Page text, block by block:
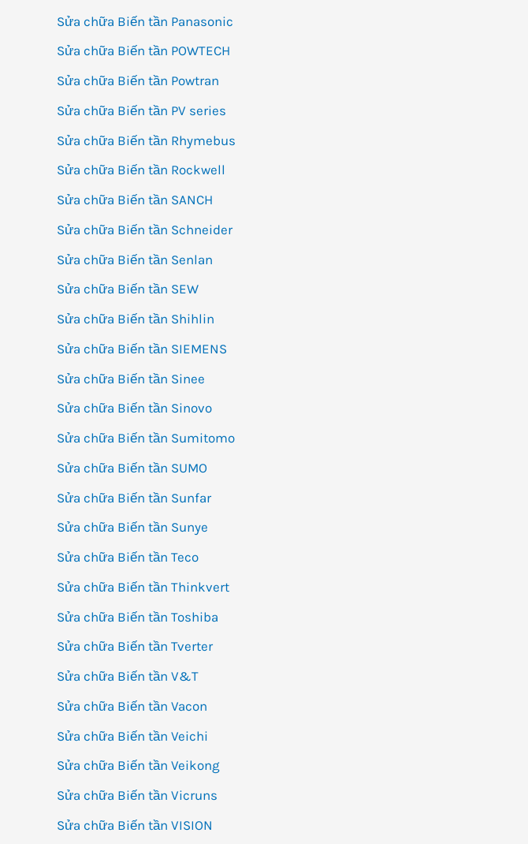
Sửa chữa Biến tần Panasonic
Sửa chữa Biến tần POWTECH
Sửa chữa Biến tần Powtran
Sửa chữa Biến tần PV series
Sửa chữa Biến tần Rhymebus
Sửa chữa Biến tần Rockwell
Sửa chữa Biến tần SANCH
Sửa chữa Biến tần Schneider
Sửa chữa Biến tần Senlan
Sửa chữa Biến tần SEW
Sửa chữa Biến tần Shihlin
Sửa chữa Biến tần SIEMENS
Sửa chữa Biến tần Sinee
Sửa chữa Biến tần Sinovo
Sửa chữa Biến tần Sumitomo
Sửa chữa Biến tần SUMO
Sửa chữa Biến tần Sunfar
Sửa chữa Biến tần Sunye
Sửa chữa Biến tần Teco
Sửa chữa Biến tần Thinkvert
Sửa chữa Biến tần Toshiba
Sửa chữa Biến tần Tverter
Sửa chữa Biến tần V&T
Sửa chữa Biến tần Vacon
Sửa chữa Biến tần Veichi
Sửa chữa Biến tần Veikong
Sửa chữa Biến tần Vicruns
Sửa chữa Biến tần VISION